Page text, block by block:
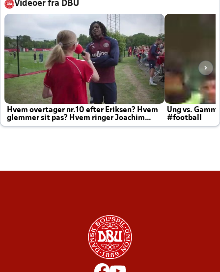
Videoer fra DBU
Hvem overtager nr.10 efter Eriksen? Hvem
glemmer sit pas? Hvem ringer Joachim
altid til efter kampe?
Ung vs.
#football